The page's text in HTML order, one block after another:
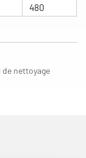
480
nettoyage